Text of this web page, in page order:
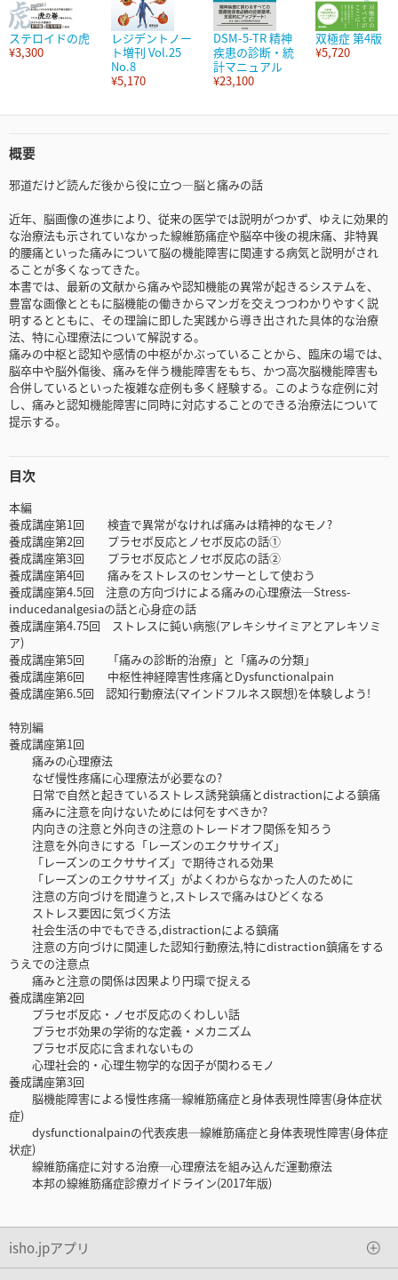
ステロイドの虎
¥3,300
レジデントノー
ト増刊 Vol.25
No.8
¥5,170
DSM-5-TR 精神
疾患の診断・統
計マニュアル
¥23,100
双極症 第4版
¥5,720
概要
邪道だけど読んだ後から役に立つ―脳と痛みの話
近年、脳画像の進歩により、従来の医学では説明がつかず、ゆえに効果的
な治療法も示されていなかった線維筋痛症や脳卒中後の視床痛、非特異
的腰痛といった痛みについて脳の機能障害に関連する病気と説明がされ
ることが多くなってきた。
本書では、最新の文献から痛みや認知機能の異常が起きるシステムを、
豊富な画像とともに脳機能の働きからマンガを交えつつわかりやすく説
明するとともに、その理論に即した実践から導き出された具体的な治療
法、特に心理療法について解説する。
痛みの中枢と認知や感情の中枢がかぶっていることから、臨床の場では、
脳卒中や脳外傷後、痛みを伴う機能障害をもち、かつ高次脳機能障害も
合併しているといった複雑な症例も多く経験する。このような症例に対
し、痛みと認知機能障害に同時に対応することのできる治療法について
提示する。
目次
本編
養成講座第1回 検査で異常がなければ痛みは精神的なモノ?
養成講座第2回 プラセボ反応とノセボ反応の話①
養成講座第3回 プラセボ反応とノセボ反応の話②
養成講座第4回 痛みをストレスのセンサーとして使おう
養成講座第4.5回 注意の方向づけによる痛みの心理療法─Stress-
inducedanalgesiaの話と心身症の話
養成講座第4.75回 ストレスに鈍い病態(アレキシサイミアとアレキソミ
ア)
養成講座第5回 「痛みの診断的治療」と「痛みの分類」
養成講座第6回 中枢性神経障害性疼痛とDysfunctionalpain
養成講座第6.5回 認知行動療法(マインドフルネス瞑想)を体験しよう!
特別編
養成講座第1回
痛みの心理療法
なぜ慢性疼痛に心理療法が必要なの?
日常で自然と起きているストレス誘発鎮痛とdistractionによる鎮痛
痛みに注意を向けないためには何をすべきか?
内向きの注意と外向きの注意のトレードオフ関係を知ろう
注意を外向きにする「レーズンのエクササイズ」
「レーズンのエクササイズ」で期待される効果
「レーズンのエクササイズ」がよくわからなかった人のために
注意の方向づけを間違うと,ストレスで痛みはひどくなる
ストレス要因に気づく方法
社会生活の中でもできる,distractionによる鎮痛
注意の方向づけに関連した認知行動療法,特にdistraction鎮痛をする
うえでの注意点
痛みと注意の関係は因果より円環で捉える
養成講座第2回
プラセボ反応・ノセボ反応のくわしい話
プラセボ効果の学術的な定義・メカニズム
プラセボ反応に含まれないもの
心理社会的・心理生物学的な因子が関わるモノ
養成講座第3回
脳機能障害による慢性疼痛─線維筋痛症と身体表現性障害(身体症状
症)
dysfunctionalpainの代表疾患─線維筋痛症と身体表現性障害(身体症
状症)
線維筋痛症に対する治療─心理療法を組み込んだ運動療法
本邦の線維筋痛症診療ガイドライン(2017年版)
isho.jpアプリ